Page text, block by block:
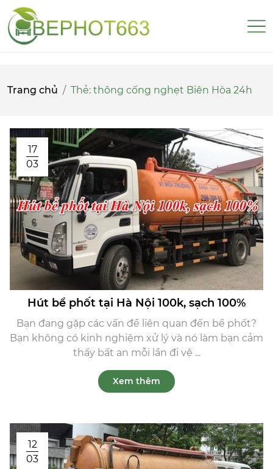
Trang chủ Thẻ: thông cống nghẹt Biên Hòa 24h
17
03
Hút bể phốt tại Hà Nội 100k, sạch 100%
Bạn đang gặp các vấn đề liên quan đến bể phốt?
Bạn không có kinh nghiệm xử lý và nó làm bạn cảm
thấy bất an mỗi lần đi vệ ...
Xem thêm
12
03